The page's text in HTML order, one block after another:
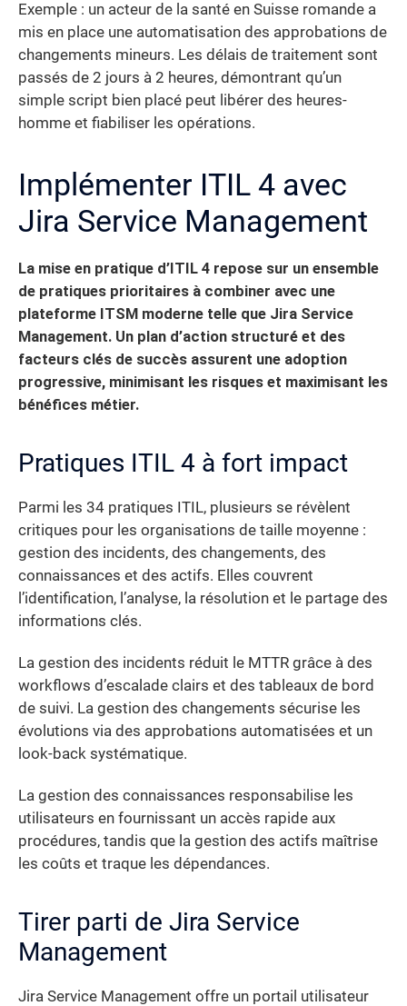
Exemple : un acteur de la santé en Suisse romande a
mis en place une automatisation des approbations de
changements mineurs. Les délais de traitement sont
passés de 2 jours à 2 heures, démontrant qu’un
simple script bien placé peut libérer des heures-
homme et fiabiliser les opérations.
Implémenter ITIL 4 avec
Jira Service Management
La mise en pratique d’ITIL 4 repose sur un ensemble
de pratiques prioritaires à combiner avec une
plateforme ITSM moderne telle que Jira Service
Management. Un plan d’action structuré et des
facteurs clés de succès assurent une adoption
progressive, minimisant les risques et maximisant les
bénéfices métier.
Pratiques ITIL 4 à fort impact
Parmi les 34 pratiques ITIL, plusieurs se révèlent
critiques pour les organisations de taille moyenne :
gestion des incidents, des changements, des
connaissances et des actifs. Elles couvrent
l’identification, l’analyse, la résolution et le partage des
informations clés.
La gestion des incidents réduit le MTTR grâce à des
workflows d’escalade clairs et des tableaux de bord
de suivi. La gestion des changements sécurise les
évolutions via des approbations automatisées et un
look-back systématique.
La gestion des connaissances responsabilise les
utilisateurs en fournissant un accès rapide aux
procédures, tandis que la gestion des actifs maîtrise
les coûts et traque les dépendances.
Tirer parti de Jira Service
Management
Jira Service Management offre un portail utilisateur